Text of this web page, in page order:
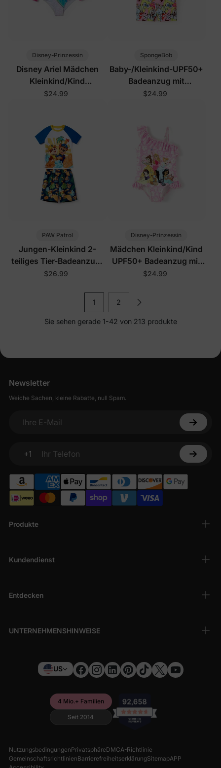
Disney-Prinzessin
Disney Ariel Mädchen
Kleinkind/Kind
Badeanzüge Pink
$24.99
SpongeBob
Baby-/Kleinkind-UPF50+
Badeanzug mit
durchgehendem
$24.99
PAW Patrol
Jungen-Kleinkind 2-
teiliges Tier-Badeanzug-
Set Tiefblau
$26.99
Disney-Prinzessin
Mädchen Kleinkind/Kind
UPF50+ Badeanzug mit
Rüschen und Ein-
$24.99
1 2
Sie sehen gerade 1-42 von 213 produkte
Produkte
Kundendienst
Entdecken
UNTERNEHMENSHINWEISE
Newsletter
Weiche Sachen, kleine Rabatte, null Spam.
Ihre E-Mail
+1
Ihr Telefon
US
4 Mio.+ Familien
Seit 2014
NutzungsbedingungenPrivatsphäreDMCA-Richtlinie
GemeinschaftsrichtlinienBarrierefreiheitserklärungSitemapAPP